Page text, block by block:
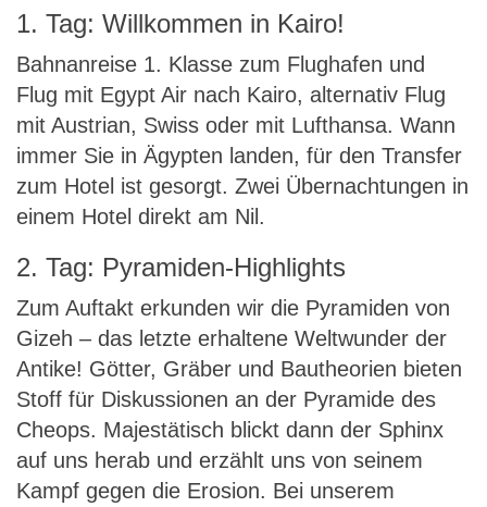
1. Tag: Willkommen in Kairo!
Bahnanreise 1. Klasse zum Flughafen und
Flug mit Egypt Air nach Kairo, alternativ Flug
mit Austrian, Swiss oder mit Lufthansa. Wann
immer Sie in Ägypten landen, für den Transfer
zum Hotel ist gesorgt. Zwei Übernachtungen in
einem Hotel direkt am Nil.
2. Tag: Pyramiden-Highlights
Zum Auftakt erkunden wir die Pyramiden von
Gizeh – das letzte erhaltene Weltwunder der
Antike! Götter, Gräber und Bautheorien bieten
Stoff für Diskussionen an der Pyramide des
Cheops. Majestätisch blickt dann der Sphinx
auf uns herab und erzählt uns von seinem
Kampf gegen die Erosion. Bei unserem